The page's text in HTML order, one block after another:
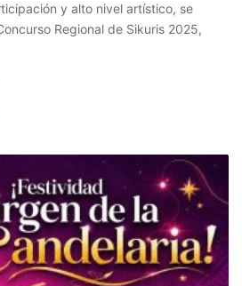
y alto nivel artístico, se
Regional de Sikuris 2025,